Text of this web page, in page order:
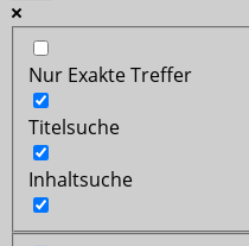
Nur Exakte Treffer
Titelsuche
Inhaltsuche